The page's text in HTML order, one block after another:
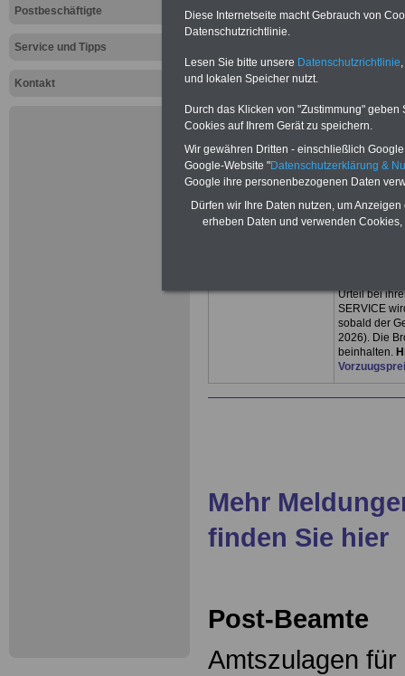
Postbeschäftigte
Service und Tipps
Kontakt
Leider erst
neuen
Beamtinnen
können mit
schreiben,
13.000 Euro
Kindern wird
im
Beamtenbe-
in den
Gesetz
Urteil bei
SERVICE
sobald der
2026). Die
beinhalten.
Mehr
finden Sie hier
Post-Beamte
Amtszulagen
Diese Internetseite macht Gebrauch von
Datenschutzrichtlinie.
Lesen Sie bitte unsere Datenschutzrichtlinie
und lokalen Speicher nutzt.
Durch das Klicken von "Zustimmung"
Cookies auf Ihrem Gerät zu speichern.
Wir gewähren Dritten - einschließlich
Google-Website "Datenschutzerklärung &
Google ihre personenbezogenen Daten
Dürfen wir Ihre Daten nutzen, um
erheben Daten und verwenden